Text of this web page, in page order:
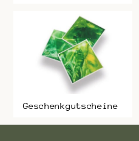
Geschenkgutscheine